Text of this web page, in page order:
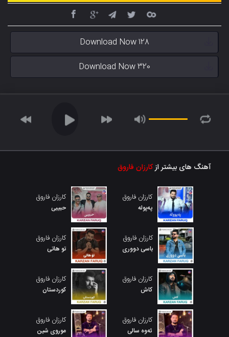
Download Now 128
Download Now 320
آهنگ های بیشتر ازکارزان فاروق
کارزان فاروق
پەپولە
کارزان فاروق
حبیبی
کارزان فاروق
باسی دووری
کارزان فاروق
تو هاتی
کارزان فاروق
کاش
کارزان فاروق
کوردستان
کارزان فاروق
ئەوە سالی
کارزان فاروق
موروی شین